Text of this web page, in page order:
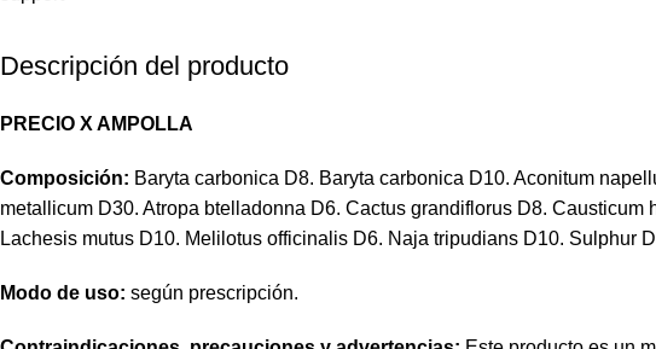
Descripción del producto
PRECIO X AMPOLLA
Composición: Baryta carbonica D8. Baryta carbonica D10. Aconitum
metallicum D30. Atropa btelladonna D6. Cactus grandiflorus D8.
Lachesis mutus D10. Melilotus officinalis D6. Naja tripudians D10. Sulphur
Modo de uso: según prescripción.